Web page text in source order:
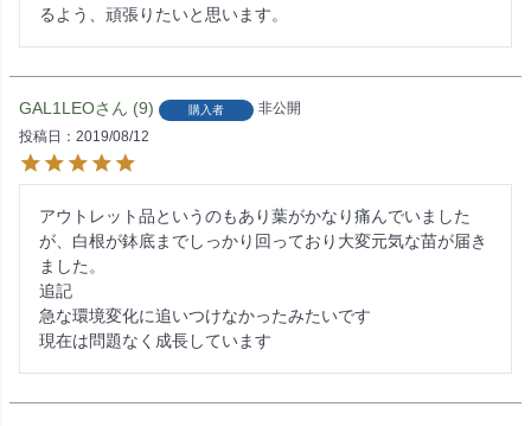
るよう、頑張りたいと思います。
GAL1LEO 9 購入者
非公開
投稿日
2019/08/12
アウトレット品というのもあり葉がかなり痛んでいました
が、白根が鉢底までしっかり回っており大変元気な苗が届き
ました。
追記
急な環境変化に追いつけなかったみたいです